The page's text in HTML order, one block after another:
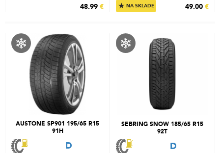
48.99 € ★ NA SKLADE 49.00 €
AUSTONE SP901 195/65 R15
91H
D
SEBRING SNOW 185/65 R15
92T
D